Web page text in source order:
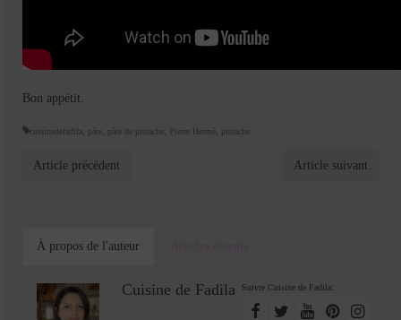
Bon appétit.
cuisinedefadila, pâte, pâte de pistache, Pierre Hermé, pistache
Article précédent Article suivant
À propos de l'auteur
Suivre Cuisine de Fadila:
Cuisine de Fadila